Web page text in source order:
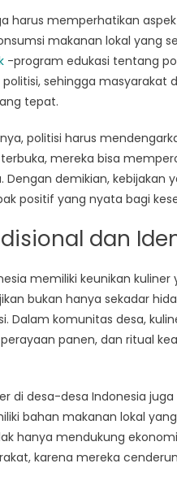
harus memperhatikan
makanan lokal yang
-program edukasi tentang
politisi, sehingga
tepat.
politisi harus
mereka bisa
Dengan demikian,
positif yang nyata bagi
dan
memiliki keunikan
bukan hanya sekadar
Dalam komunitas desa,
panen, dan ritual
di desa-desa Indonesia
bahan makanan lokal
hanya mendukung
karena mereka